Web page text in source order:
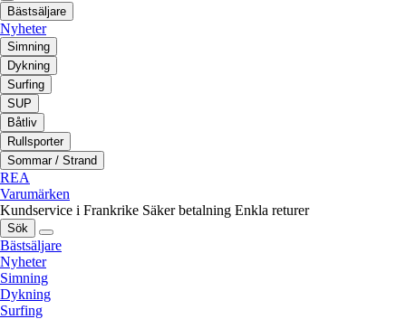
Bästsäljare
Nyheter
Simning
Dykning
Surfing
SUP
Båtliv
Rullsporter
Sommar / Strand
REA
Varumärken
Kundservice i Frankrike Säker betalning Enkla returer
Sök
Bästsäljare
Nyheter
Simning
Dykning
Surfing